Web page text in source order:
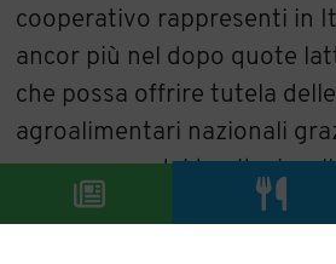
cooperativo rappresenti in
ancor più nel dopo quote
che possa offrire tutela
agroalimentari nazionali
conoscenza dei territori e
sostenere il sistema